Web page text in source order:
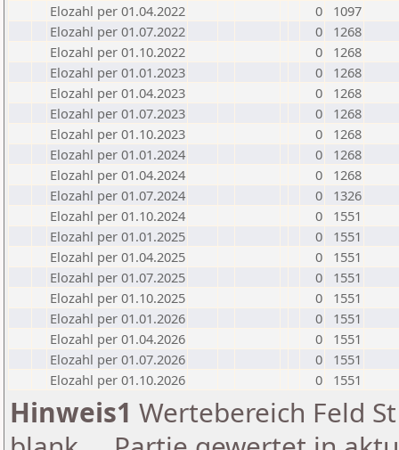
Elozahl per 01.04.2022
0
1097
Elozahl per 01.07.2022
0
1268
Elozahl per 01.10.2022
0
1268
Elozahl per 01.01.2023
0
1268
Elozahl per 01.04.2023
0
1268
Elozahl per 01.07.2023
0
1268
Elozahl per 01.10.2023
0
1268
Elozahl per 01.01.2024
0
1268
Elozahl per 01.04.2024
0
1268
Elozahl per 01.07.2024
0
1326
Elozahl per 01.10.2024
0
1551
Elozahl per 01.01.2025
0
1551
Elozahl per 01.04.2025
0
1551
Elozahl per 01.07.2025
0
1551
Elozahl per 01.10.2025
0
1551
Elozahl per 01.01.2026
0
1551
Elozahl per 01.04.2026
0
1551
Elozahl per 01.07.2026
0
1551
Elozahl per 01.10.2026
0 1551
Hinweis1 Wertebereich Feld